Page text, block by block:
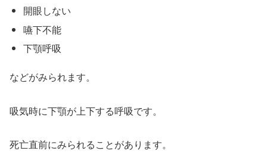
開眼しない
嚥下不能
下顎呼吸
などがみられます。
吸気時に下顎が上下する呼吸です。
死亡直前にみられることがあります。